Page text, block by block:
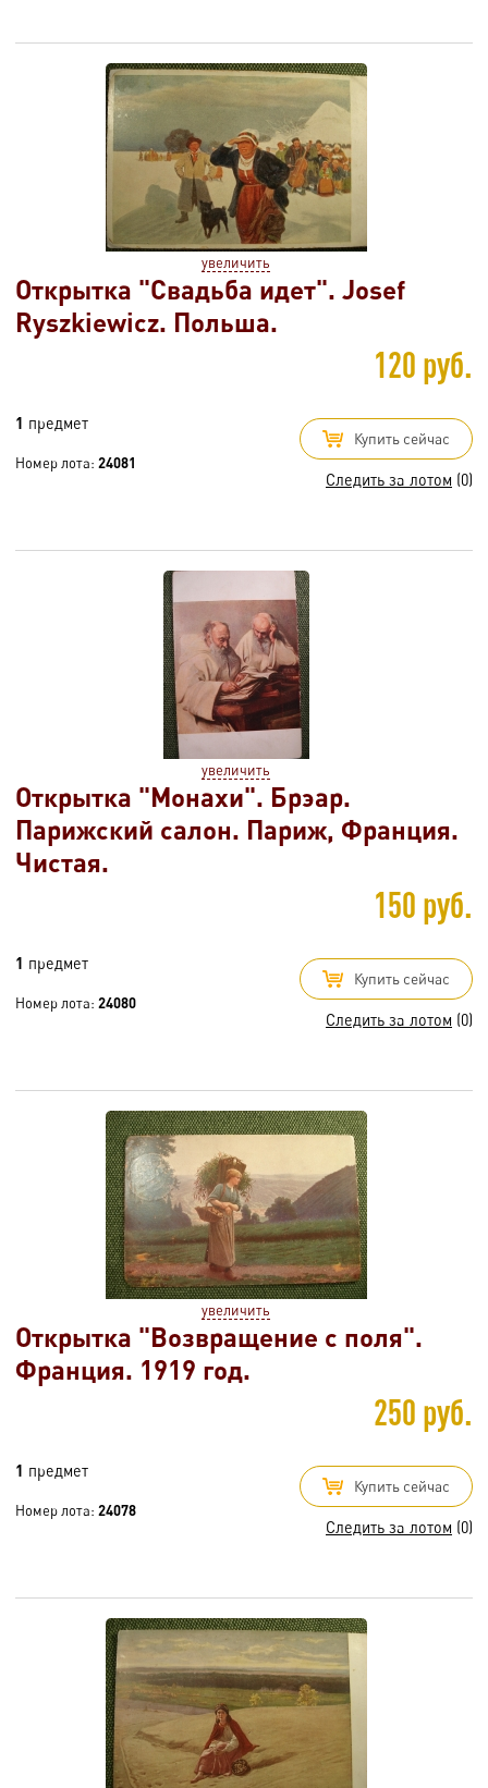
увеличить
Открытка "Свадьба идет". Josef
Ryszkiewicz. Польша.
120 руб.
1 предмет
Номер лота: 24081
Купить сейчас
Следить за лотом (0)
увеличить
Открытка "Монахи". Брэар.
Парижский салон. Париж, Франция.
Чистая.
150 руб.
1 предмет
Номер лота: 24080
Купить сейчас
Следить за лотом (0)
увеличить
Открытка "Возвращение с поля".
Франция. 1919 год.
250 руб.
1 предмет
Номер лота: 24078
Купить сейчас
Следить за лотом (0)